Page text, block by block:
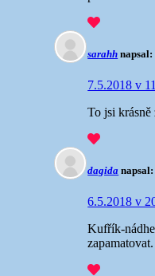
sarahh napsal:
7.5.2018 v
To jsi
dagida napsal:
6.5.2018 v
Kufřík-
zapamatovat.